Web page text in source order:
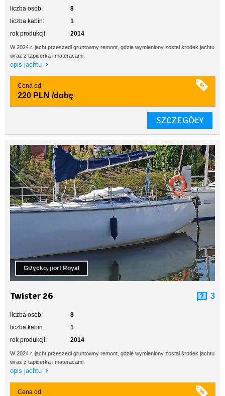
liczba osób:
8
liczba kabin:
1
rok produkcji:
2014
W 2024 r. jacht przeszedł gruntowny remont, gdzie wymieniony został środek jachtu
wraz z tapicerką i materacami.
opis jachtu
Cena od
220 PLN /dobę
SZCZEGÓŁY
Giżycko, port Royal
Twister 26 3
liczba osób:
8
liczba kabin:
1
rok produkcji:
2014
W 2024 r. jacht przeszedł gruntowny remont, gdzie wymieniony został środek jachtu
wraz z tapicerką i materacami.
opis jachtu
Cena od